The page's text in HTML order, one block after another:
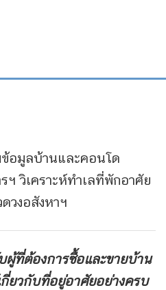
อมูลบ้านและคอนโด
ฯ วิเคราะห์ทำเลที่พักอาศัย
วงอสังหาฯ
ที่ต้องการซื้อและขายบ้าน
ยวกับที่อยู่อาศัยอย่างครบ